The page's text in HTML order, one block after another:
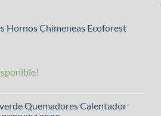
Hornos Chimeneas Ecoforest
Quemadores Calentador